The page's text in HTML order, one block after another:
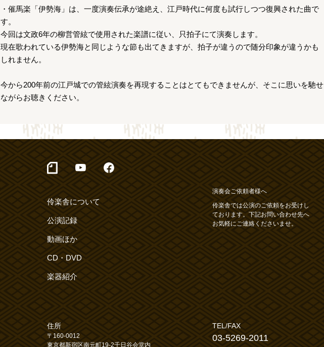
・催馬楽「伊勢海」は、一度演奏伝承が途絶え、江戸時代に何度も試行しつつ復興された曲で
す。
今回は文政6年の柳営管絃で使用された楽譜に従い、只拍子にて演奏します。
現在歌われている伊勢海と同じような節も出てきますが、拍子が違うので随分印象が違うかも
しれません。
今から200年前の江戸城での管絃演奏を再現することはとてもできませんが、そこに思いを馳せ
ながらお聴きください。
伶楽舎について
公演記録
動画ほか
CD・DVD
楽器紹介
演奏会ご依頼者様へ
伶楽舎では公演のご依頼をお受けし
ております。下記お問い合わせ先へ
お気軽にご連絡くださいませ。
住所
〒160-0012
東京都新宿区南元町19-2千日谷会堂内
TEL/FAX
03-5269-2011